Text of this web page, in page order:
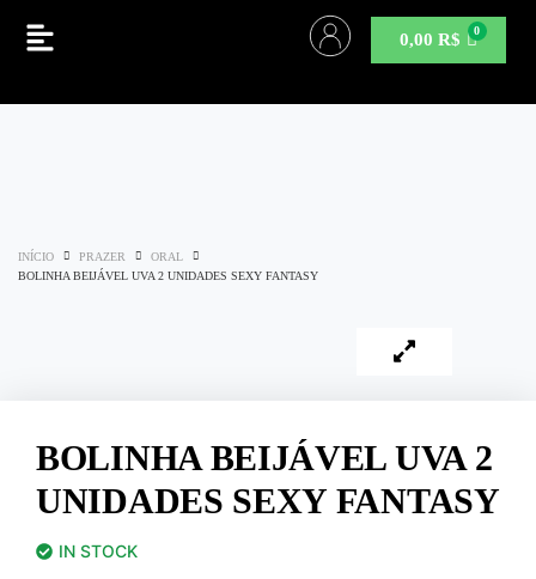
0,00R$
INÍCIO PRAZER
ORAL
BOLINHA BEIJÁVEL UVA 2 UNIDADES SEXY FANTASY
BOLINHA BEIJÁVEL UVA 2
UNIDADES SEXY FANTASY
IN STOCK